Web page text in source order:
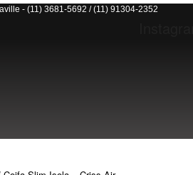
- (11) 3681-5692 / (11) 91304-2352